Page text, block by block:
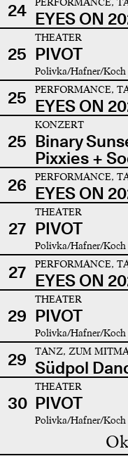
24 EYES ON
25
THEATER
PIVOT
Polivka/Hafner/Koch
25 PERFORMANCE,
EYES ON
25
KONZERT
Binary
Pixxies +
26
PERFORMANCE,
EYES ON
27
THEATER
PIVOT
Polivka/Hafner/Koch
27 PERFORMANCE,
EYES ON
29
THEATER
PIVOT
Polivka/Hafner/Koch
29 TANZ, ZUM
Südpol
30
THEATER
PIVOT
Polivka/Hafner/Koch